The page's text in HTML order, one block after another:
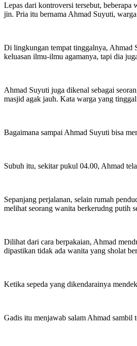
Lepas dari kontroversi tersebut, beberapa
jin. Pria itu bernama Ahmad Suyuti,
Di lingkungan tempat tinggalnya, Ahmad
keluasan ilmu-ilmu agamanya, tapi dia
Ahmad Suyuti juga dikenal sebagai
masjid agak jauh. Kata warga yang
Bagaimana sampai Ahmad Suyuti bisa
Subuh itu, sekitar pukul 04.00, Ahmad
Sepanjang perjalanan, selain rumah
melihat seorang wanita berkerudng putih
Dilihat dari cara berpakaian, Ahmad
dipastikan tidak ada wanita yang sholat
Ketika sepeda yang dikendarainya
Gadis itu menjawab salam Ahmad sambil